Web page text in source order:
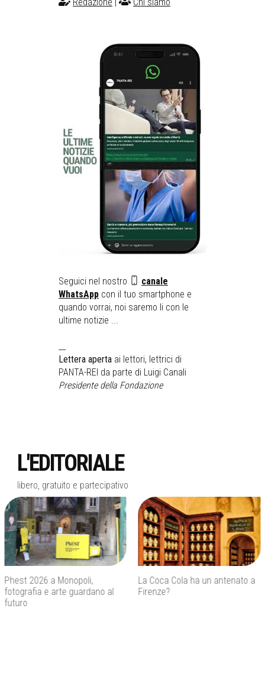
Redazione Chi siamo
Seguici nel nostro
canale
WhatsApp con il tuo smartphone e
quando vorrai, noi saremo li con le
ultime notizie ...
Lettera aperta ai lettori, lettrici di
PANTA-REI da parte di Luigi Canali
Presidente della Fondazione
L'EDITORIALE
libero, gratuito e partecipativo
La Coca Cola ha un antenato a
Firenze?
Agenti IA e sicurezza, quando
l’autonomia diventa un rischio